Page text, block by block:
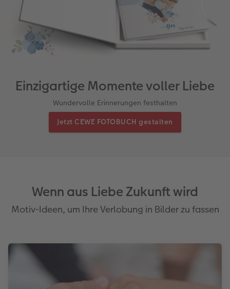
Einzigartige Momente voller Liebe
Wundervolle Erinnerungen festhalten
Jetzt CEWE FOTOBUCH gestalten
Wenn aus Liebe Zukunft wird
Motiv-Ideen, um Ihre Verlobung in Bilder zu fassen